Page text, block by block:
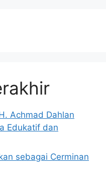
Achmad Dahlan
Edukatif dan
sebagai Cerminan